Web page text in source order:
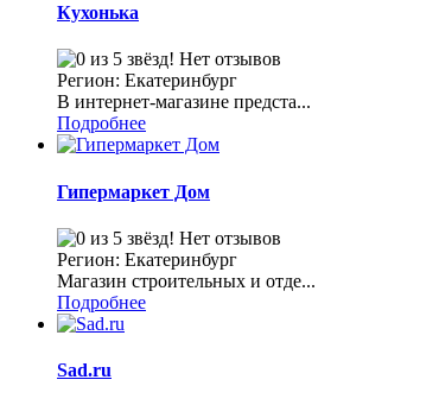
Кухонька
Нет отзывов
Регион: Екатеринбург
В интернет-магазине предста...
Подробнее
Гипермаркет Дом
Нет отзывов
Регион: Екатеринбург
Магазин строительных и отде...
Подробнее
Sad.ru